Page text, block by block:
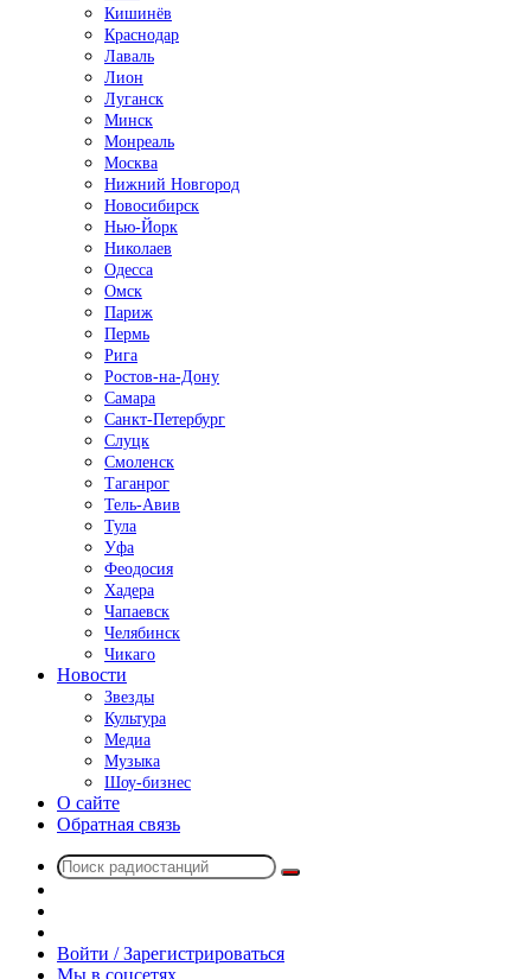
Кишинёв
Краснодар
Лаваль
Лион
Луганск
Минск
Монреаль
Москва
Нижний Новгород
Новосибирск
Нью-Йорк
Николаев
Одесса
Омск
Париж
Пермь
Рига
Ростов-на-Дону
Самара
Санкт-Петербург
Слуцк
Смоленск
Таганрог
Тель-Авив
Тула
Уфа
Феодосия
Хадера
Чапаевск
Челябинск
Чикаго
Новости
Звезды
Культура
Медиа
Музыка
Шоу-бизнес
О сайте
Обратная связь
Поиск
радио
Войти / Зарегистрироваться
Мы в соцсетях